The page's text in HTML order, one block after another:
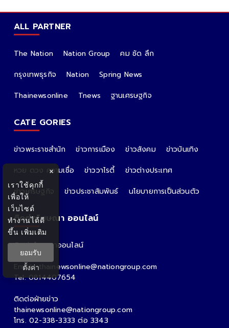
ALL PARTNER
The Nation Nation Group
คม ชัด ลึก
กรุงเทพธุรกิจ
Nation
Spring News
Thainewsonline
Tnews ฐานเศรษฐกิจ
CATE GORIES
ข่าวพระราชสำนัก ข่าวการเมือง ข่าวสังคม
ข่าวบันเทิง
หวย ดวง ความเชื่อ
ข่าววาไรตี้
ข่าวต่างประเทศ
ข่าวเศรษฐกิจ
ข่าวประชาสัมพันธ์ นโยบายการเป็นส่วนตัว
ติดต่อโฆษณา ออนไลน์
ติดต่อโฆษณาออนไลน์
คุณอ้อ
Email : thainewsonline@nationgroup.com
Tel: 0814407654
ติดต่อฝ่ายข่าว
thainewsonline@nationgroup.com
โทร. 02-338-3333 ต่อ 3343
×
เราใช้คุกกี้
เพื่อให้
เว็บไซต์
ทำงานได้ดี
ขึ้น เพิ่มเติม
ยอมรับ
ตั้งค่า